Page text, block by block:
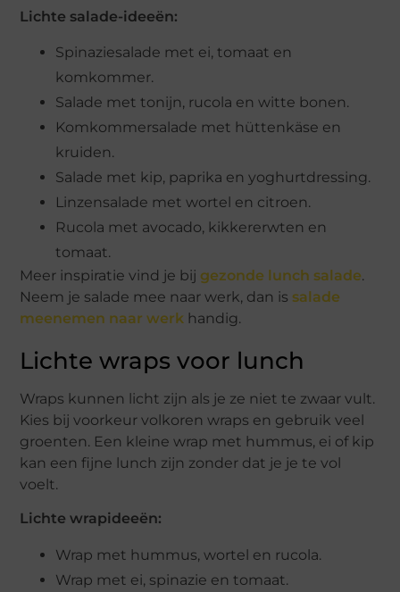
Lichte salade-ideeën:
Spinaziesalade met ei, tomaat en
komkommer.
Salade met tonijn, rucola en witte bonen.
Komkommersalade met hüttenkäse en
kruiden.
Salade met kip, paprika en yoghurtdressing.
Linzensalade met wortel en citroen.
Rucola met avocado, kikkererwten en
tomaat.
Meer inspiratie vind je bij gezonde lunch salade.
Neem je salade mee naar werk, dan is salade
meenemen naar werk handig.
Lichte wraps voor lunch
Wraps kunnen licht zijn als je ze niet te zwaar vult.
Kies bij voorkeur volkoren wraps en gebruik veel
groenten. Een kleine wrap met hummus, ei of kip
kan een fijne lunch zijn zonder dat je je te vol
voelt.
Lichte wrapideeën:
Wrap met hummus, wortel en rucola.
Wrap met ei, spinazie en tomaat.